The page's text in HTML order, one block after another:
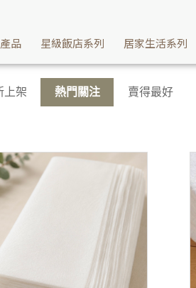
品 星級飯店系列 居家生活系列
上架 熱門關注 賣得最好